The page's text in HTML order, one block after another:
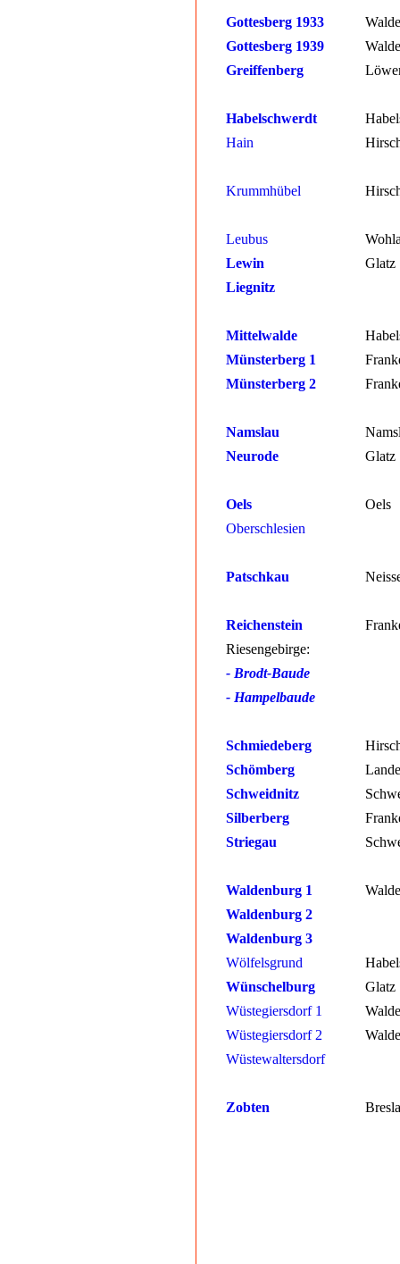
Gottesberg 1933
Gottesberg 1939
Greiffenberg
Habelschwerdt
Hain
Krummhübel
Leubus
Lewin
Glatz
Liegnitz
Mittelwalde
Münsterberg 1
Münsterberg 2
Namslau
Neurode
Glatz
Oels
Oels
Oberschlesien
Patschkau
Reichenstein
Riesengebirge:
- Brodt-Baude
- Hampelbaude
Schmiedeberg
Schömberg
Schweidnitz
Silberberg
Striegau
Waldenburg 1
Waldenburg 2
Waldenburg 3
Wölfelsgrund
Wünschelburg
Glatz
Wüstegiersdorf 1
Wüstegiersdorf 2
Wüstewaltersdorf
Zobten